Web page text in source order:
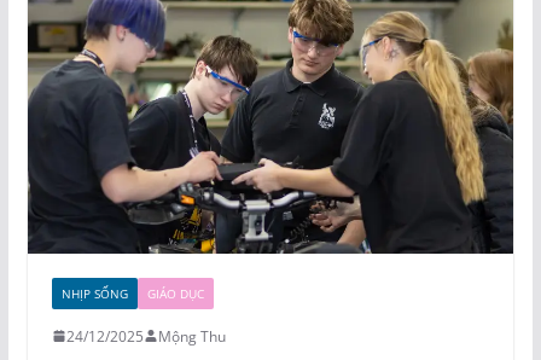
NHỊP SỐNG GIÁO DỤC
24/12/2025 Mộng Thu